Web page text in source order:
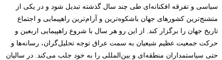
سیاسی و تفرقه افکنانه‌ای طی چند سال گذشته تبدیل شود و در یکی از
متشنج‌ترین کشورهای جهان باشکوه‌ترین و آرا‌م‌ترین راهپیمایی و اجتماع
تاریخ جهان را برگزار کند. از این رو هر سال با شروع راهپیمایی اربعین و
حرکت جمعیت عظیم شیعیان به سمت عراق توجه تحلیل‌گران، رسانه‌ها و
حتی سیاستمداران منطقه‌ای و بین‌المللی را به خود جلب می‌کند. در سالیان